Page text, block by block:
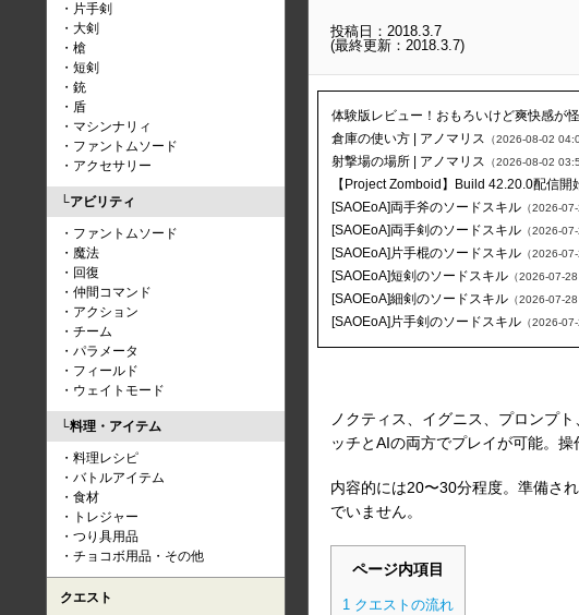
投稿日：2018.3.7
(最終更新：2018.3.7)
体験版レビュー！おもろいけど爽快感が
倉庫の使い方 | アノマリス （2026-08-02
射撃場の場所 | アノマリス （2026-08-02
【Project Zomboid】Build 42.20.0配信開
[SAOEoA]両手斧のソードスキル （2026-
[SAOEoA]両手剣のソードスキル （2026-
[SAOEoA]片手棍のソードスキル （2026-
[SAOEoA]短剣のソードスキル （2026-07-
[SAOEoA]細剣のソードスキル （2026-07-
[SAOEoA]片手剣のソードスキル （2026-
ノクティス、イグニス、プロンプ
ッチとAIの両方でプレイが可能。
内容的には20〜30分程度。準備さ
でいません。
ページ内項目
1 クエストの流れ
片手剣
大剣
槍
短剣
銃
盾
マシンナリィ
ファントムソード
アクセサリー
アビリティ
ファントムソード
魔法
回復
仲間コマンド
アクション
チーム
パラメータ
フィールド
ウェイトモード
料理・アイテム
料理レシピ
バトルアイテム
食材
トレジャー
つり具用品
チョコボ用品・その他
クエスト